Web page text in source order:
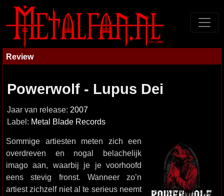
Review
Powerwolf - Lupus Dei
Jaar van release: 2007
Label: Metal Blade Records
Sommige artiesten meten zich een
overdreven en nogal belachelijk
imago aan, waarbij je je voorhoofd
eens stevig fronst. Wanneer zo’n
artiest zichzelf niet al te serieus neemt